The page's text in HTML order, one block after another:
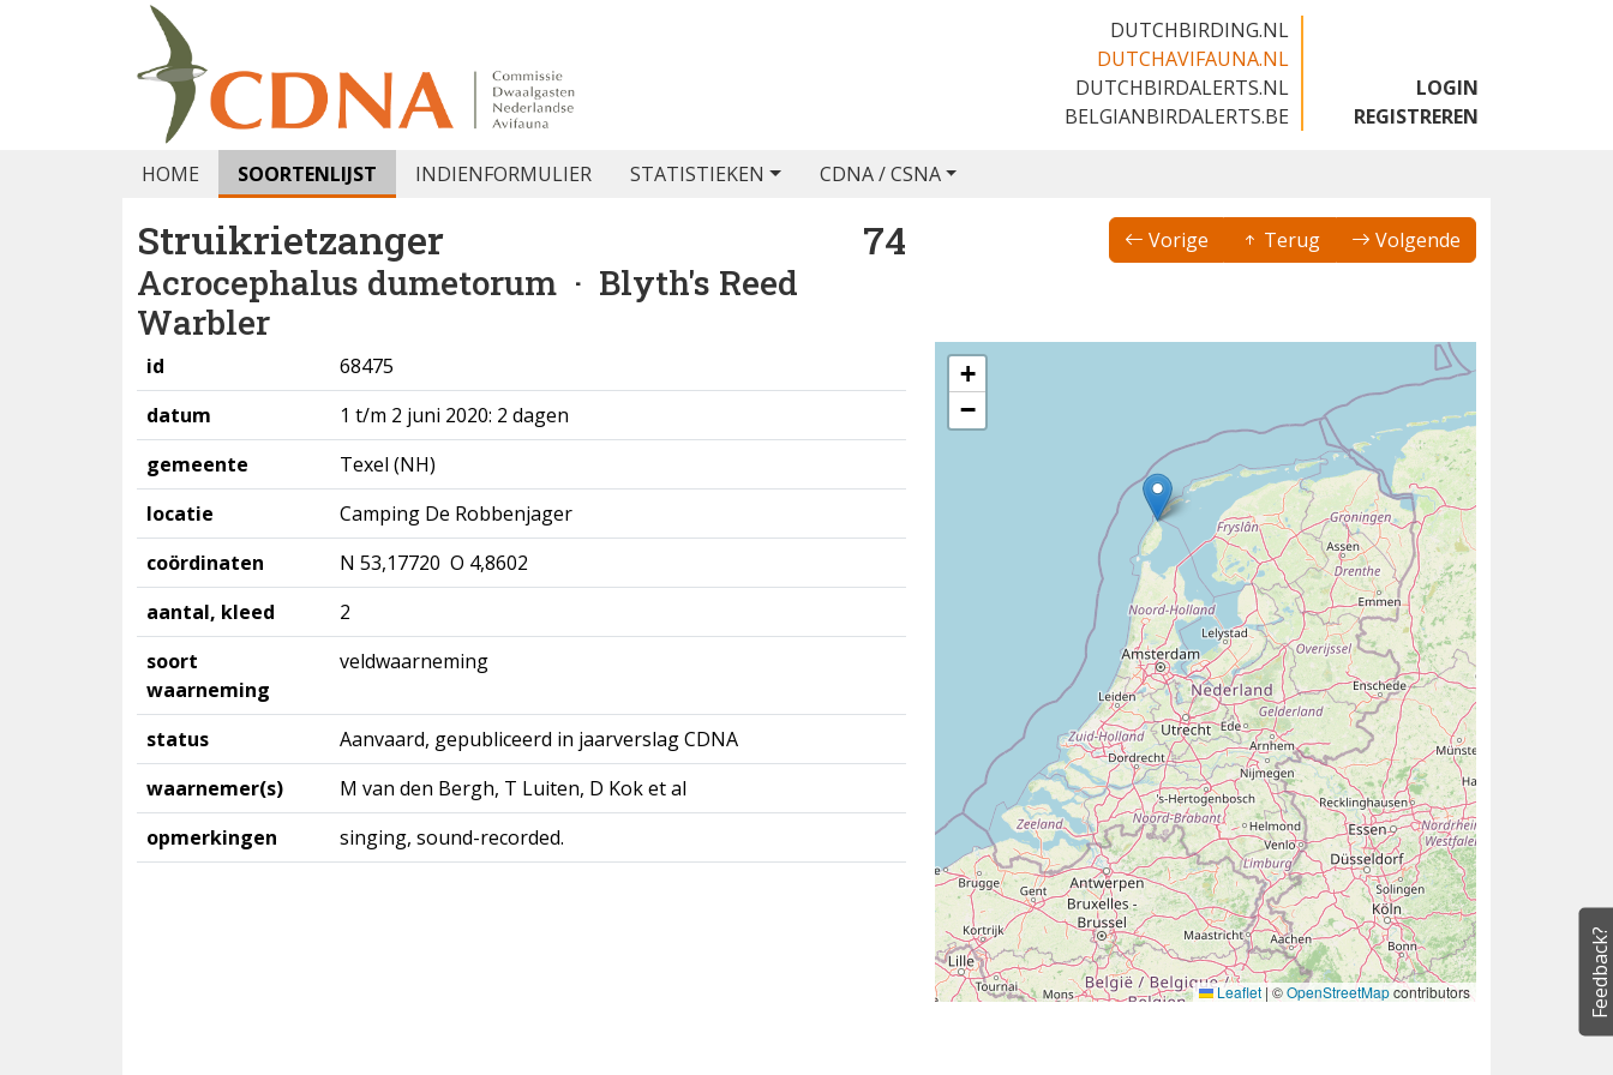
DUTCHBIRDING.NL
DUTCHAVIFAUNA.NL
DUTCHBIRDALERTS.NL
BELGIANBIRDALERTS.BE
LOGIN
REGISTREREN
HOME SOORTENLIJST INDIENFORMULIER STATISTIEKEN CDNA / CSNA
Struikrietzanger 74
Acrocephalus dumetorum · Blyth's Reed
Warbler
Vorige Terug Volgende
id
68475
datum
1 t/m 2 juni 2020: 2 dagen
gemeente
Texel (NH)
locatie
Camping De Robbenjager
coördinaten
N 53,17720 O 4,8602
aantal, kleed
2
soort
waarneming
veldwaarneming
status
Aanvaard, gepubliceerd in jaarverslag CDNA
waarnemer(s)
M van den Bergh, T Luiten, D Kok et al
opmerkingen
singing, sound-recorded.
+
−
Leaflet |©OpenStreetMapcontributors Feedback?